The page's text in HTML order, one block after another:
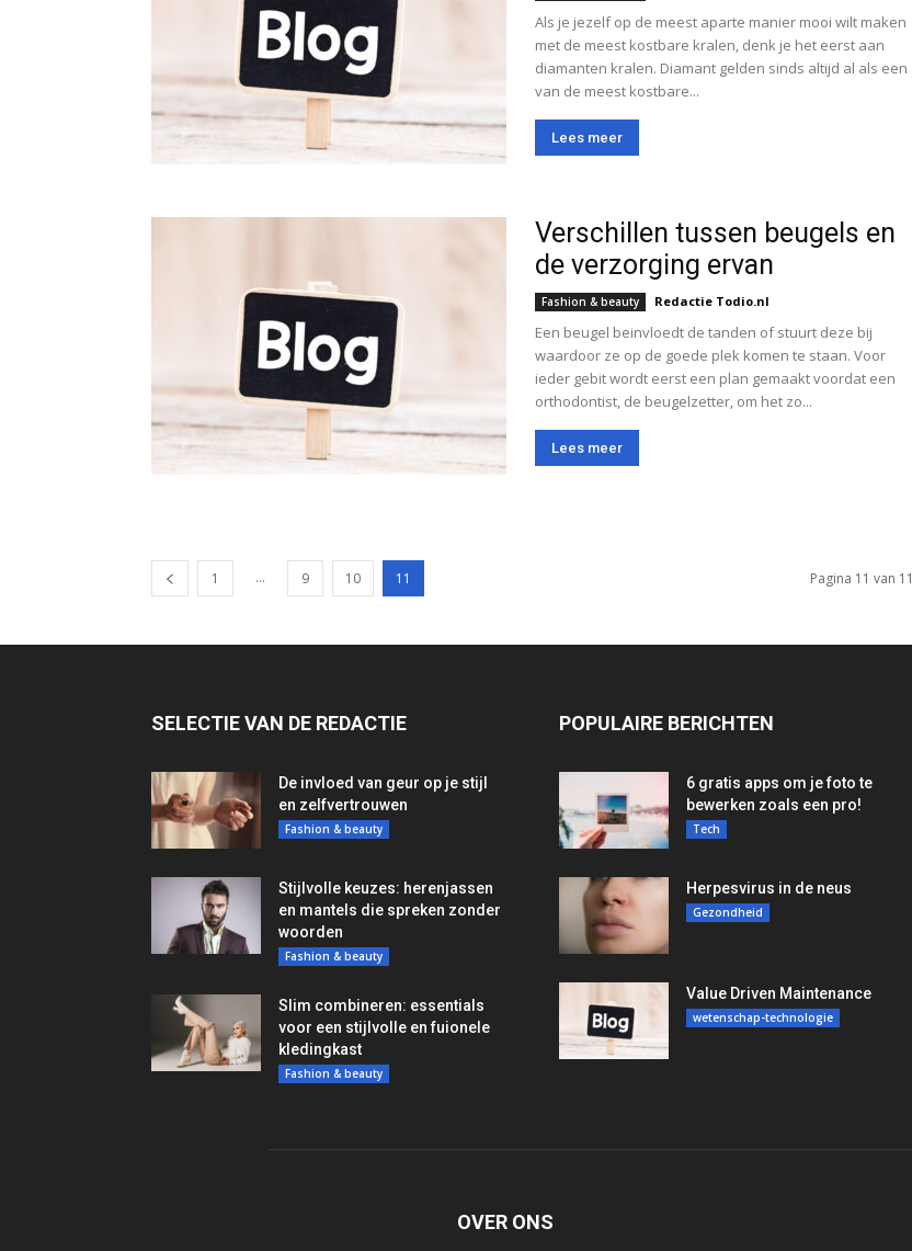
Als je jezelf op de meest aparte manier mooi wilt maken
met de meest kostbare kralen, denk je het eerst aan
diamanten kralen. Diamant gelden sinds altijd al als een
van de meest kostbare...
Lees meer
Verschillen tussen beugels en
de verzorging ervan
Fashion & beauty Redactie Todio.nl
Een beugel beinvloedt de tanden of stuurt deze bij
waardoor ze op de goede plek komen te staan. Voor
ieder gebit wordt eerst een plan gemaakt voordat een
orthodontist, de beugelzetter, om het zo...
Lees meer
1 ... 9 10 11 Pagina 11 van 11
SELECTIE VAN DE REDACTIE
De invloed van geur op je stijl
en zelfvertrouwen
Fashion & beauty
Stijlvolle keuzes: herenjassen
en mantels die spreken zonder
woorden
Fashion & beauty
Slim combineren: essentials
voor een stijlvolle en fuionele
kledingkast
Fashion & beauty
POPULAIRE BERICHTEN
6 gratis apps om je foto te
bewerken zoals een pro!
Tech
Herpesvirus in de neus
Gezondheid
Value Driven Maintenance
wetenschap-technologie
OVER ONS